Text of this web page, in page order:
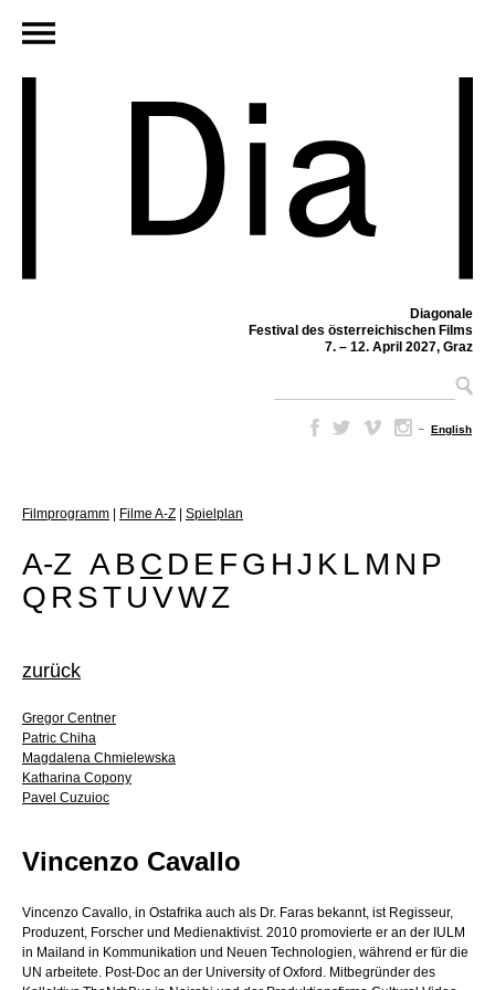
Diagonale
Festival des österreichischen Films
7. – 12. April 2027, Graz
– English
Filmprogramm Filme A-Z Spielplan
A-Z A BC D E FG HJ K L M N P
Q RSTUVWZ
zurück
Gregor Centner
Patric Chiha
Magdalena Chmielewska
Katharina Copony
Pavel Cuzuioc
Vincenzo Cavallo
Vincenzo Cavallo, in Ostafrika auch als Dr. Faras bekannt, ist Regisseur,
Produzent, Forscher und Medienaktivist. 2010 promovierte er an der IULM
in Mailand in Kommunikation und Neuen Technologien, während er für die
UN arbeitete. Post-Doc an der University of Oxford. Mitbegründer des